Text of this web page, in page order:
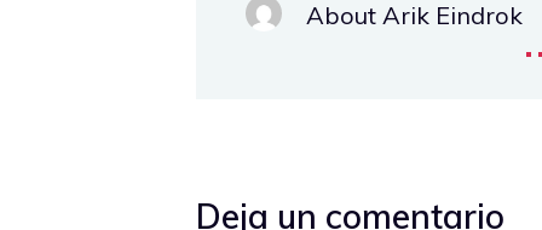
About Arik Eindrok
Deja un comentario